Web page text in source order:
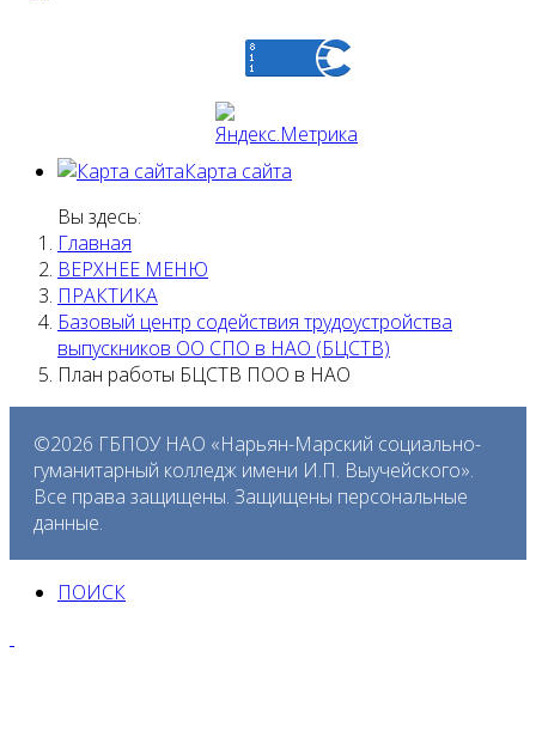
Карта сайта
Вы здесь:
Главная
ВЕРХНЕЕ МЕНЮ
ПРАКТИКА
Базовый центр содействия трудоустройства
выпускников ОО СПО в НАО (БЦСТВ)
План работы БЦСТВ ПОО в НАО
©2026 ГБПОУ НАО «Нарьян-Марский социально-
гуманитарный колледж имени И.П. Выучейского».
Все права защищены. Защищены персональные
данные.
ПОИСК